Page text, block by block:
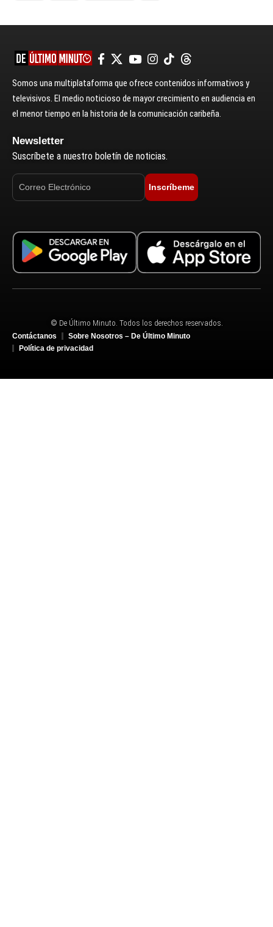
Somos una multiplataforma que ofrece contenidos informativos y
televisivos. El medio noticioso de mayor crecimiento en audiencia en
el menor tiempo en la historia de la comunicación caribeña.
Newsletter
Suscríbete a nuestro boletín de noticias.
Inscríbeme
© De Último Minuto. Todos los derechos reservados.
Contáctanos
Sobre Nosotros – De Último Minuto
Política de privacidad